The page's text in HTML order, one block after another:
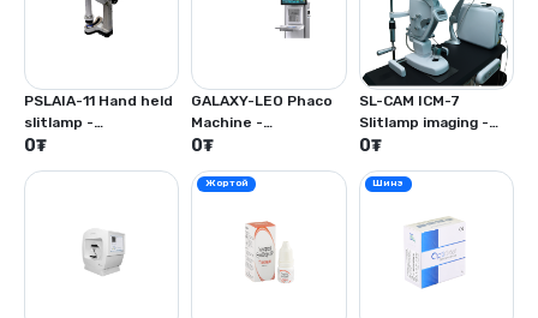
PSLAIA-11 Hand held
slitlamp -
Захиалгаар ирнэ
0₮
GALAXY-LEO Phaco
Machine -
Захиалгаар ирнэ
0₮
SL-CAM ICM-7
Slitlamp imaging -
Захиалгаар ирнэ
0₮
Жортой Шинэ